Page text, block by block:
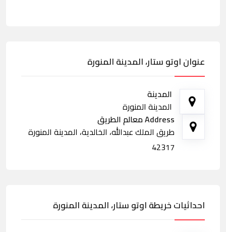
عنوان اوتو ستار، المدينة المنورة
المدينة
المدينة المنورة
Address معالم الطريق
طريق الملك عبدالله، الخالدية، المدينة المنورة
42317
احداثيات خريطة اوتو ستار، المدينة المنورة